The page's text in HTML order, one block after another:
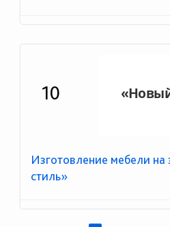
10
Изготовление мебели на
стиль»